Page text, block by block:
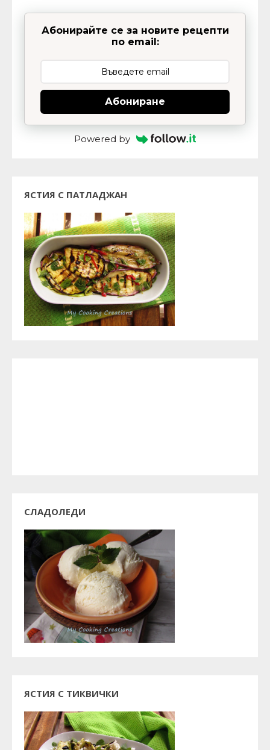
Абонирайте се за новите рецепти
по email:
Абониране
Powered by
ЯСТИЯ С ПАТЛАДЖАН
СЛАДОЛЕДИ
ЯСТИЯ С ТИКВИЧКИ